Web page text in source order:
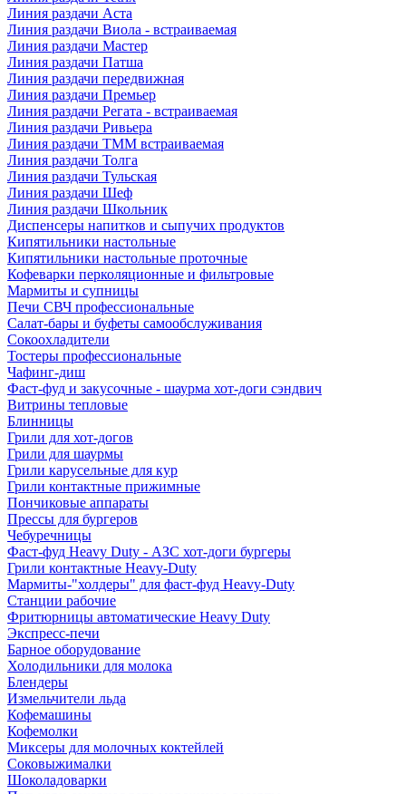
Линия раздачи Аста
Линия раздачи Виола - встраиваемая
Линия раздачи Мастер
Линия раздачи Патша
Линия раздачи передвижная
Линия раздачи Премьер
Линия раздачи Регата - встраиваемая
Линия раздачи Ривьера
Линия раздачи ТММ встраиваемая
Линия раздачи Толга
Линия раздачи Тульская
Линия раздачи Шеф
Линия раздачи Школьник
Диспенсеры напитков и сыпучих продуктов
Кипятильники настольные
Кипятильники настольные проточные
Кофеварки перколяционные и фильтровые
Мармиты и супницы
Печи СВЧ профессиональные
Салат-бары и буфеты самообслуживания
Сокоохладители
Тостеры профессиональные
Чафинг-диш
Фаст-фуд и закусочные - шаурма хот-доги сэндвич
Витрины тепловые
Блинницы
Грили для хот-догов
Грили для шаурмы
Грили карусельные для кур
Грили контактные прижимные
Пончиковые аппараты
Прессы для бургеров
Чебуречницы
Фаст-фуд Heavy Duty - АЗС хот-доги бургеры
Грили контактные Heavy-Duty
Мармиты-"холдеры" для фаст-фуд Heavy-Duty
Станции рабочие
Фритюрницы автоматические Heavy Duty
Экспресс-печи
Барное оборудование
Холодильники для молока
Блендеры
Измельчители льда
Кофемашины
Кофемолки
Миксеры для молочных коктейлей
Соковыжималки
Шоколадоварки